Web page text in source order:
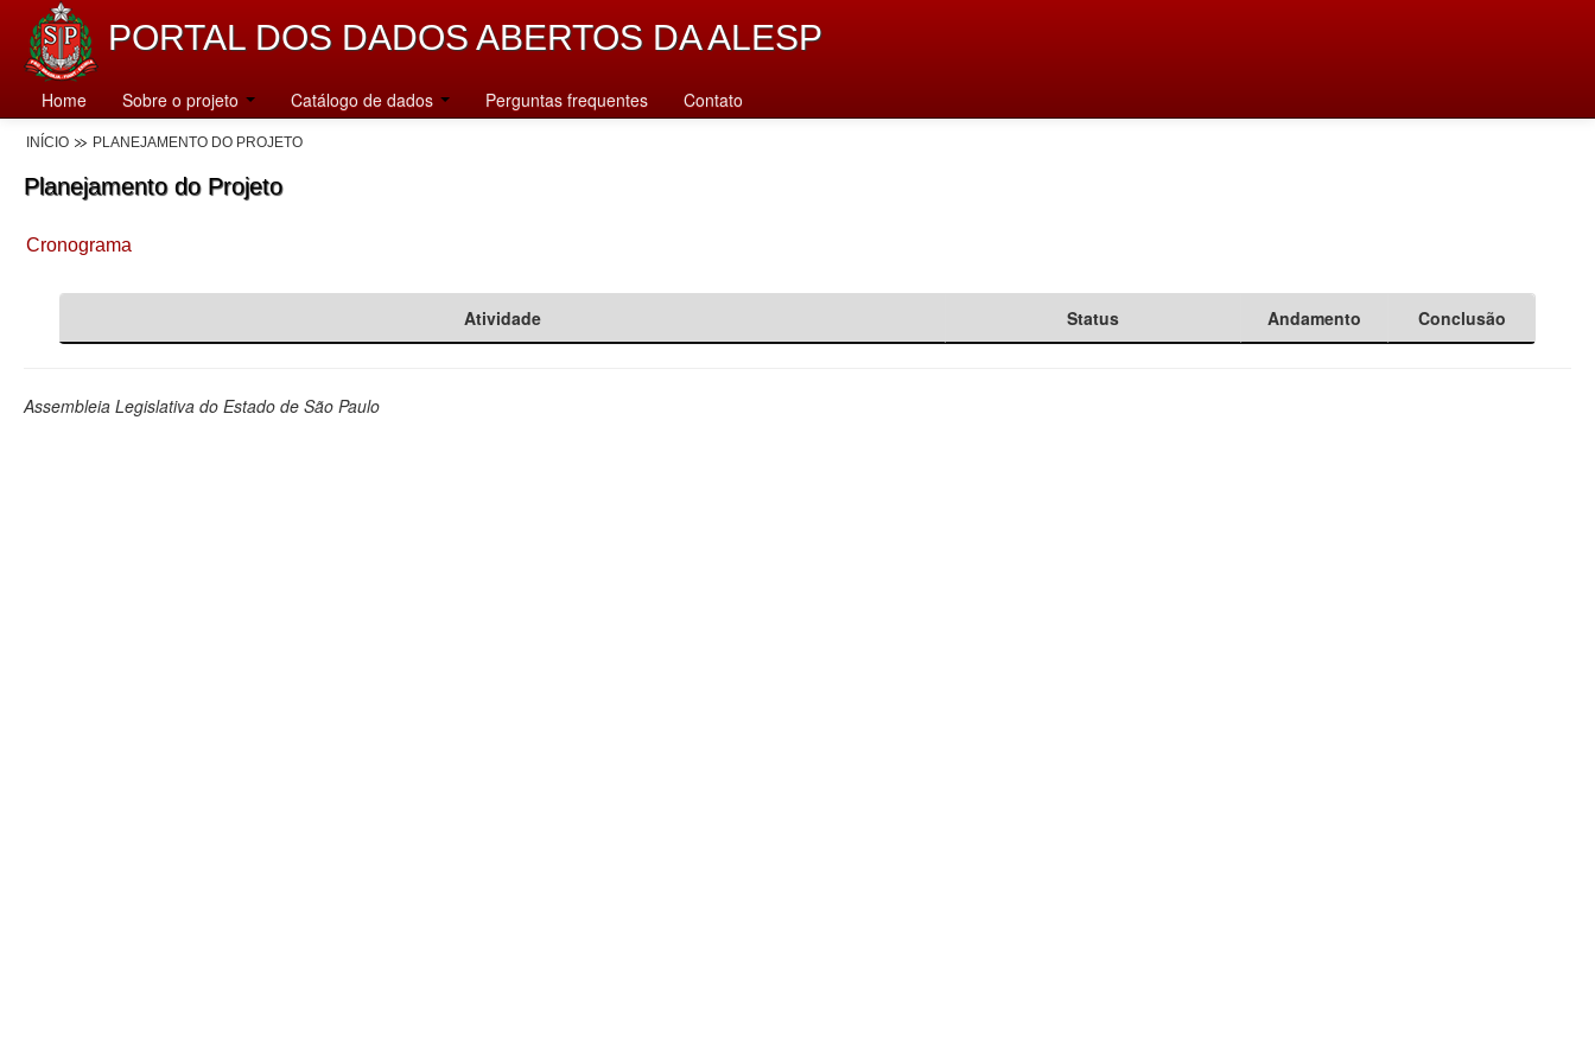
PORTAL DOS DADOS ABERTOS DA ALESP
Home Sobre o projeto Catálogo de dados Perguntas frequentes Contato
INÍCIO PLANEJAMENTO DO PROJETO
Planejamento do Projeto
Cronograma
Atividade Status Andamento Conclusão
Assembleia Legislativa do Estado de São Paulo